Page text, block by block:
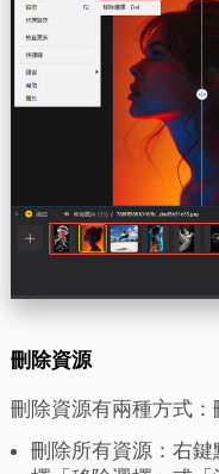
刪除資源
刪除資源有兩種方式：
刪除所有資源：右